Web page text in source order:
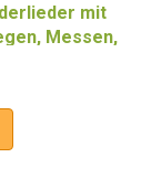
mit
Messen,